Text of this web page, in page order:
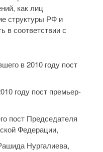
как лиц
структуры РФ и
в соответствии с
в 2010 году пост
году пост премьер-
пост Председателя
Федерации,
Нургалиева,